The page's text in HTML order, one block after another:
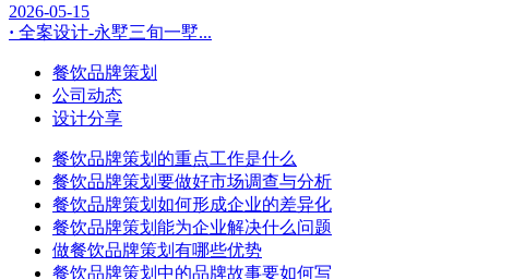
2026-05-15
· 全案设计-永墅三旬一墅...
餐饮品牌策划
公司动态
设计分享
餐饮品牌策划的重点工作是什么
餐饮品牌策划要做好市场调查与分析
餐饮品牌策划如何形成企业的差异化
餐饮品牌策划能为企业解决什么问题
做餐饮品牌策划有哪些优势
餐饮品牌策划中的品牌故事要如何写